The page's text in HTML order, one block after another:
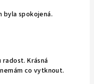
byla spokojená.
5 hvězdiček.
radost. Krásná
co vytknout.